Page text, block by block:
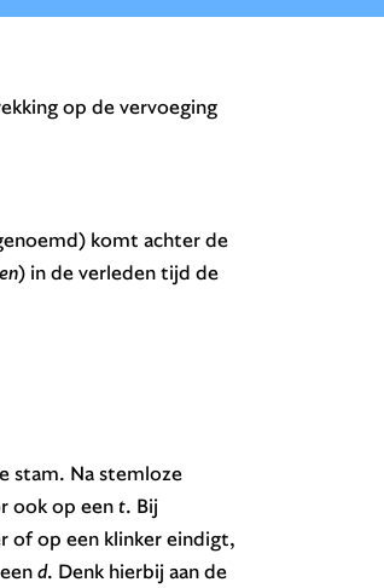
op de vervoeging
komt achter de
) in de verleden tijd de
stam. Na stemloze
ook op eent. Bij
of op een klinker eindigt,
d. Denk hierbij aan de